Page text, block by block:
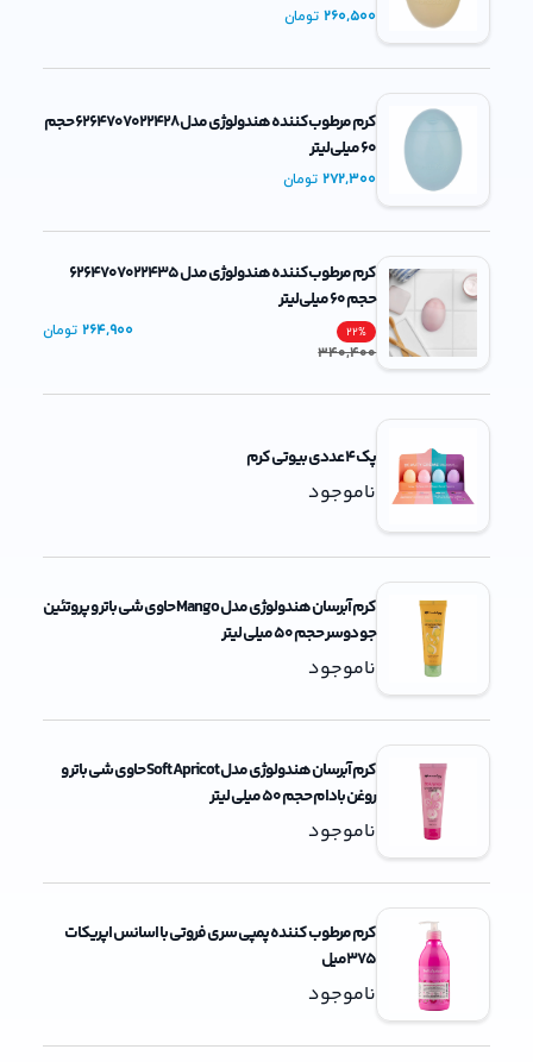
260,500تومان
کرم مرطوب‌کننده هندولوژی مدل 6264707022428 حجم
60 میلی‌لیتر
272,300تومان
کرم مرطوب‌کننده هندولوژی مدل 6264707022435
حجم 60 میلی‌لیتر
22%
264,900 تومان
340,400
پک 4 عددی بیوتی کرم
ناموجود
کرم آبرسان هندولوژی مدل Mango حاوی شی باتر و پروتئین
جو دوسر حجم 50 میلی لیتر
ناموجود
کرم آبرسان هندولوژی مدل Soft Apricot حاوی شی باتر و
روغن بادام حجم 50 میلی لیتر
ناموجود
کرم مرطوب کننده پمپی سری فروتی با اسانس اپریکات
375میل
ناموجود